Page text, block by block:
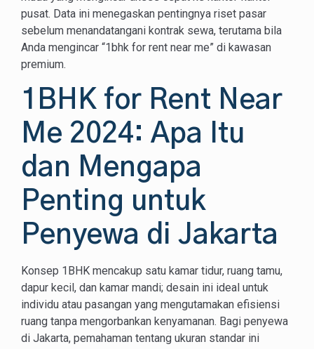
pusat. Data ini menegaskan pentingnya riset pasar
sebelum menandatangani kontrak sewa, terutama bila
Anda mengincar “1bhk for rent near me” di kawasan
premium.
1BHK for Rent Near
Me 2024: Apa Itu
dan Mengapa
Penting untuk
Penyewa di Jakarta
Konsep 1BHK mencakup satu kamar tidur, ruang tamu,
dapur kecil, dan kamar mandi; desain ini ideal untuk
individu atau pasangan yang mengutamakan efisiensi
ruang tanpa mengorbankan kenyamanan. Bagi penyewa
di Jakarta, pemahaman tentang ukuran standar ini